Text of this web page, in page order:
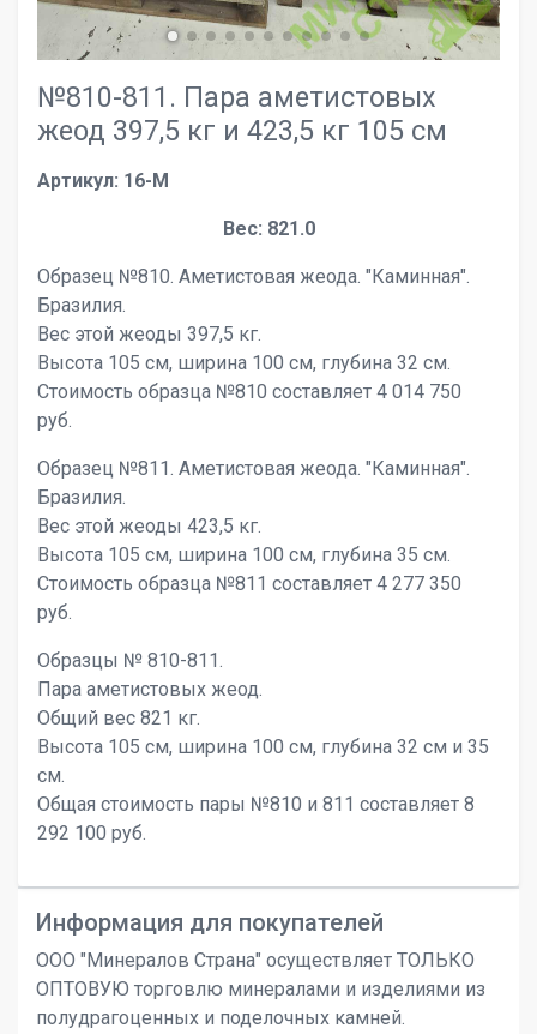
№810-811. Пара аметистовых
жеод 397,5 кг и 423,5 кг 105 см
Артикул: 16-M
Вес: 821.0
Образец №810. Аметистовая жеода. "Каминная".
Бразилия.
Вес этой жеоды 397,5 кг.
Высота 105 см, ширина 100 см, глубина 32 см.
Стоимость образца №810 составляет 4 014 750
руб.
Образец №811. Аметистовая жеода. "Каминная".
Бразилия.
Вес этой жеоды 423,5 кг.
Высота 105 см, ширина 100 см, глубина 35 см.
Стоимость образца №811 составляет 4 277 350
руб.
Образцы № 810-811.
Пара аметистовых жеод.
Общий вес 821 кг.
Высота 105 см, ширина 100 см, глубина 32 см и 35
см.
Общая стоимость пары №810 и 811 составляет 8
292 100 руб.
Информация для покупателей
ООО "Минералов Страна" осуществляет ТОЛЬКО
ОПТОВУЮ торговлю минералами и изделиями из
полудрагоценных и поделочных камней.